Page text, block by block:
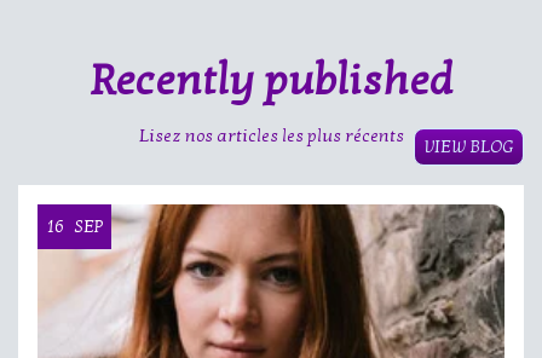
Recently published
Lisez nos articles les plus récents
VIEW BLOG
16 SEP